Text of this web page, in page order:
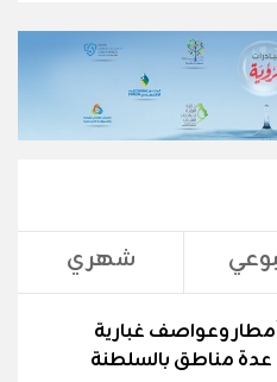
شهري
وعواصف غبارية
مناطق بالسلطنة